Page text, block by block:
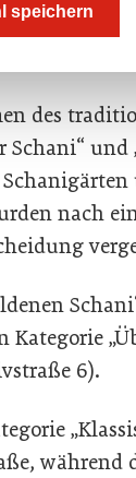
speichern
des
Schani“
nach
Kategorie
6).
während